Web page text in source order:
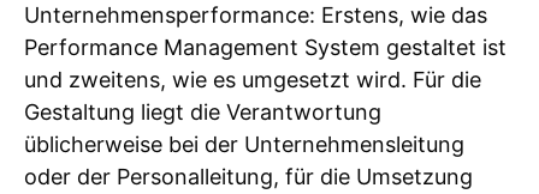
Unternehmensperformance: Erstens, wie das
Performance Management System gestaltet ist
und zweitens, wie es umgesetzt wird. Für die
Gestaltung liegt die Verantwortung
üblicherweise bei der Unternehmensleitung
oder der Personalleitung, für die Umsetzung